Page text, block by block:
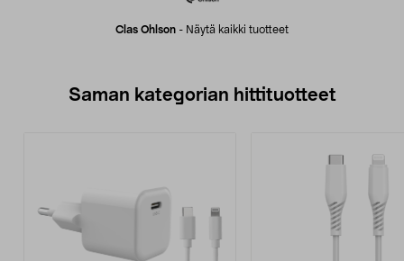
Clas Ohlson - Näytä kaikki tuotteet
Saman kategorian hittituotteet